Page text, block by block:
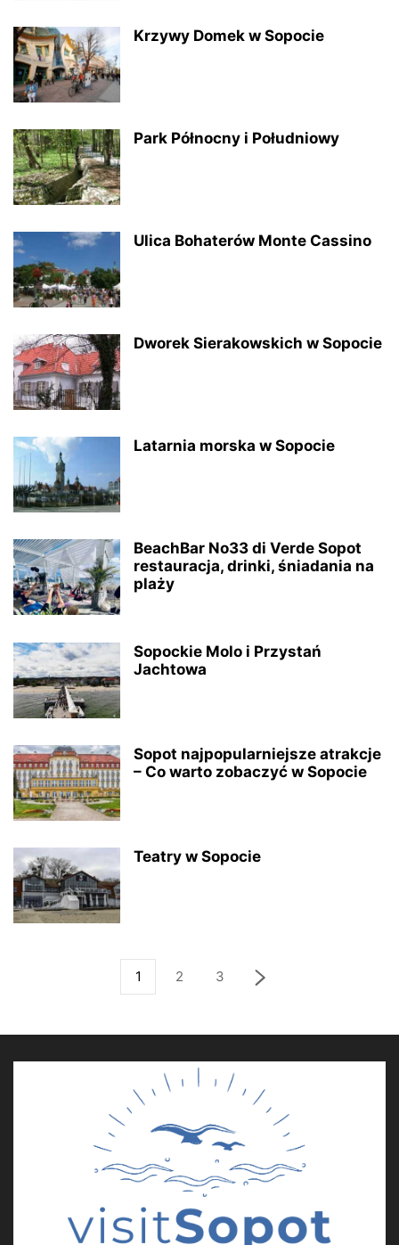
Krzywy Domek w Sopocie
Park Północny i Południowy
Ulica Bohaterów Monte Cassino
Dworek Sierakowskich w Sopocie
Latarnia morska w Sopocie
BeachBar No33 di Verde Sopot
restauracja, drinki, śniadania na
plaży
Sopockie Molo i Przystań
Jachtowa
Sopot najpopularniejsze atrakcje
– Co warto zobaczyć w Sopocie
Teatry w Sopocie
1 2 3